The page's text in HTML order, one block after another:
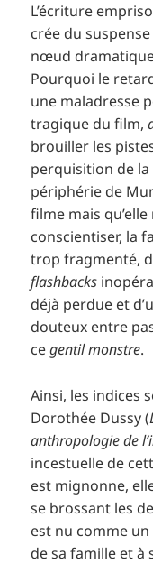
L’écriture
crée du
nœud dramatique
Pourquoi le
une maladresse
tragique du film,
brouiller les
perquisition de
périphérie de
filme mais
conscientiser, la
trop fragmenté,
flashbacks
déjà perdue et
douteux entre
cegentil monstre.
Ainsi, les indices
Dorothée Dussy (
anthropologie de
incestuelle de
est mignonne,
se brossant les
est nu comme
de sa famille et à